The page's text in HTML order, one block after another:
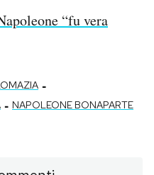
“fu vera
-
- NAPOLEONE BONAPARTE